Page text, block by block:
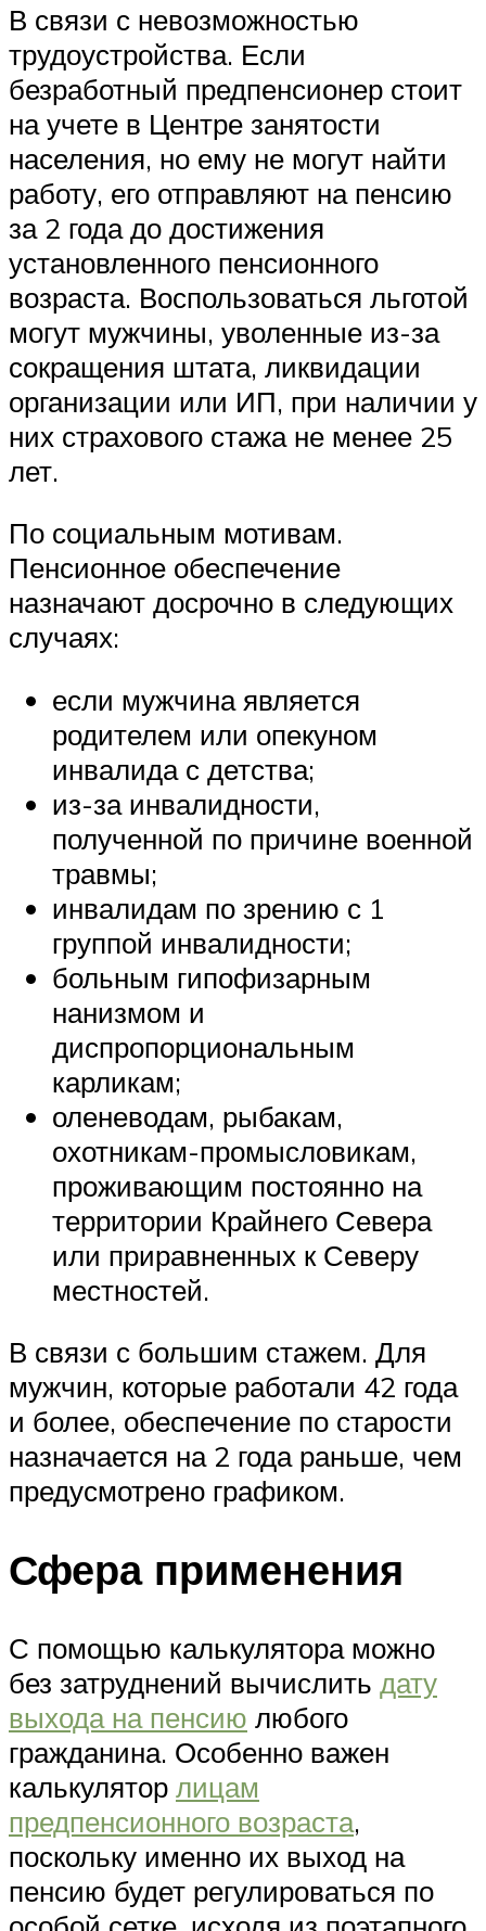
В связи с невозможностью
трудоустройства. Если
безработный предпенсионер стоит
на учете в Центре занятости
населения, но ему не могут найти
работу, его отправляют на пенсию
за 2 года до достижения
установленного пенсионного
возраста. Воспользоваться льготой
могут мужчины, уволенные из-за
сокращения штата, ликвидации
организации или ИП, при наличии у
них страхового стажа не менее 25
лет.
По социальным мотивам.
Пенсионное обеспечение
назначают досрочно в следующих
случаях:
если мужчина является
родителем или опекуном
инвалида с детства;
из-за инвалидности,
полученной по причине военной
травмы;
инвалидам по зрению с 1
группой инвалидности;
больным гипофизарным
нанизмом и
диспропорциональным
карликам;
оленеводам, рыбакам,
охотникам-промысловикам,
проживающим постоянно на
территории Крайнего Севера
или приравненных к Северу
местностей.
В связи с большим стажем. Для
мужчин, которые работали 42 года
и более, обеспечение по старости
назначается на 2 года раньше, чем
предусмотрено графиком.
Сфера применения
С помощью калькулятора можно
без затруднений вычислить дату
выхода на пенсию любого
гражданина. Особенно важен
калькулятор лицам
предпенсионного возраста,
поскольку именно их выход на
пенсию будет регулироваться по